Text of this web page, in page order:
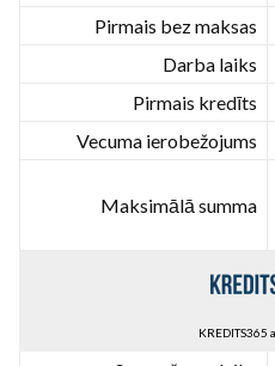
Pirmais bez maksas
Darba laiks
Pirmais kredīts
Vecuma ierobežojums
Maksimālā summa
KREDITS365